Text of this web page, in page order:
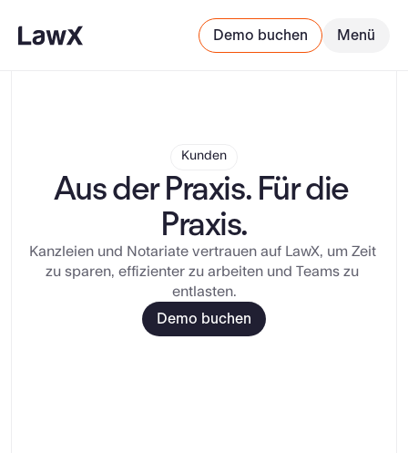
Demo buchen Menü
Kunden
Aus der Praxis. Für die
Praxis.
Kanzleien und Notariate vertrauen auf LawX, um Zeit
zu sparen, effizienter zu arbeiten und Teams zu
entlasten.
Demo buchen